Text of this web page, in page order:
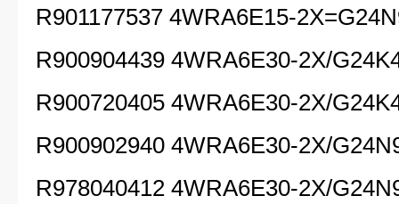
R901177537 4WRA6E15-
R900904439 4WRA6E30-2X/
R900720405 4WRA6E30-2X/
R900902940 4WRA6E30-2X/
R978040412 4WRA6E30-2X/